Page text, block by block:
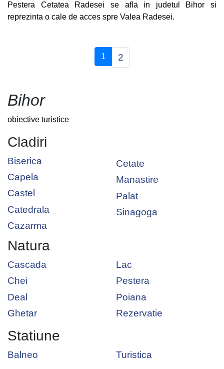
Pestera Cetatea Radesei se afla in judetul Bihor si
reprezinta o cale de acces spre Valea Radesei.
1(current)
2
Bihor
obiective turistice
Cladiri
Biserica
Capela
Castel
Catedrala
Cazarma
Cetate
Manastire
Palat
Sinagoga
Natura
Cascada
Chei
Deal
Ghetar
Lac
Pestera
Poiana
Rezervatie
Statiune
Balneo Turistica